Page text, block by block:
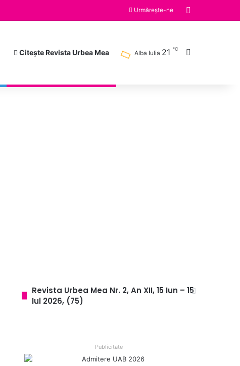
Urmărește-ne
Citește Revista Urbea Mea Alba Iulia 21 ℃
Revista Urbea Mea Nr. 2, An XII, 15 Iun – 15
Iul 2026, (75)
Publicitate